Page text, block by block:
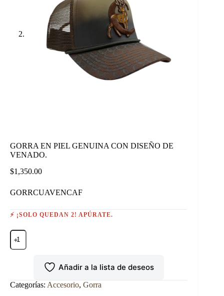
GORRA EN PIEL GENUINA CON DISEÑO DE
VENADO.
$1,350.00
GORRCUAVENCAF
⚡ ¡SOLO QUEDAN 2! APÚRATE.
GORRA
EN
PIEL
DE
Añadir a la lista de deseos
Categorías: Accesorio, Gorra